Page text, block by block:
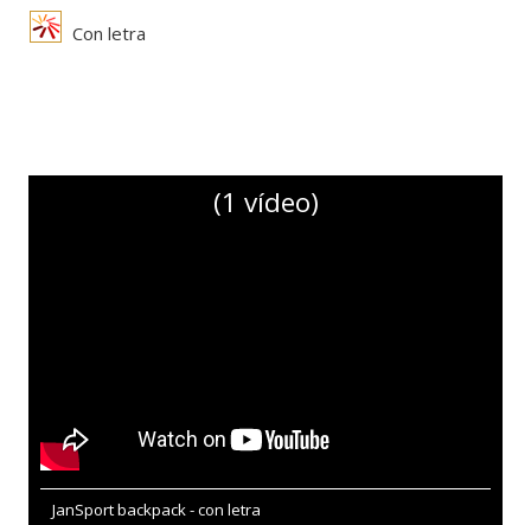
Con letra
(1 vídeo)
JanSport backpack - con letra